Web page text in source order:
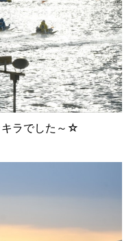
キラでした～☆